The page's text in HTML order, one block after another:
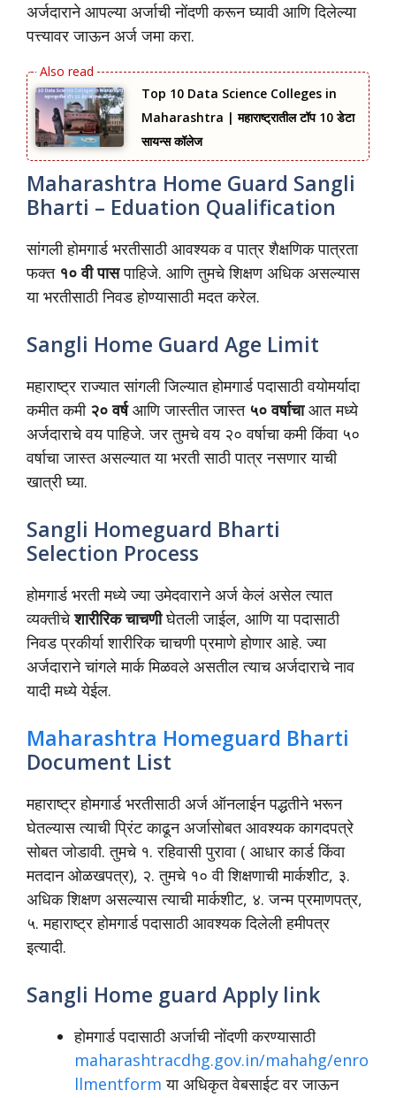
अर्जदाराने आपल्या अर्जाची नोंदणी करून घ्यावी आणि दिलेल्या
पत्त्यावर जाऊन अर्ज जमा करा.
Top 10 Data Science Colleges in
Maharashtra | महाराष्ट्रातील टॉप 10 डेटा
सायन्स कॉलेज
Maharashtra Home Guard Sangli
Bharti – Eduation Qualification
सांगली होमगार्ड भरतीसाठी आवश्यक व पात्र शैक्षणिक पात्रता
फक्त १० वी पासपाहिजे. आणि तुमचे शिक्षण अधिक असल्यास
या भरतीसाठी निवड होण्यासाठी मदत करेल.
Sangli Home Guard Age Limit
महाराष्ट्र राज्यात सांगली जिल्यात होमगार्ड पदासाठी वयोमर्यादा
कमीत कमी २० वर्षआणि जास्तीत जास्त ५० वर्षाचाआत मध्ये
अर्जदाराचे वय पाहिजे. जर तुमचे वय २० वर्षाचा कमी किंवा ५०
वर्षाचा जास्त असल्यात या भरती साठी पात्र नसणार याची
खात्री घ्या.
Sangli Homeguard Bharti
Selection Process
होमगार्ड भरती मध्ये ज्या उमेदवाराने अर्ज केलं असेल त्यात
व्यक्तीचेशारीरिक चाचणीघेतली जाईल, आणि या पदासाठी
निवड प्रकीर्या शारीरिक चाचणी प्रमाणे होणार आहे. ज्या
अर्जदाराने चांगले मार्क मिळवले असतील त्याच अर्जदाराचे नाव
यादी मध्ये येईल.
Maharashtra Homeguard Bharti
Document List
महाराष्ट्र होमगार्ड भरतीसाठी अर्ज ऑनलाईन पद्धतीने भरून
घेतल्यास त्याची प्रिंट काढून अर्जासोबत आवश्यक कागदपत्रे
सोबत जोडावी. तुमचे १. रहिवासी पुरावा ( आधार कार्ड किंवा
मतदान ओळखपत्र), २. तुमचे १० वी शिक्षणाची मार्कशीट, ३.
अधिक शिक्षण असल्यास त्याची मार्कशीट, ४. जन्म प्रमाणपत्र,
५. महाराष्ट्र होमगार्ड पदासाठी आवश्यक दिलेली हमीपत्र
इत्यादी.
Sangli Home guard Apply link
होमगार्ड पदासाठी अर्जाची नोंदणी करण्यासाठी
maharashtracdhg.gov.in/mahahg/enro
llmentform या अधिकृत वेबसाईट वर जाऊन